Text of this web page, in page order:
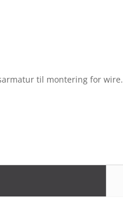
til montering for wire.